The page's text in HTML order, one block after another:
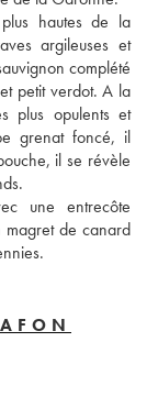
hautes de la
argileuses et
complété
petit verdot. A la
plus opulents et
grenat foncé, il
il se révèle
une entrecôte
magret de canard